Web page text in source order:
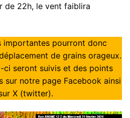
de 22h, le vent faiblira
importantes pourront donc
de grains orageux.
ci seront suivis et des points
sur notre page Facebook ainsi
X (twitter).